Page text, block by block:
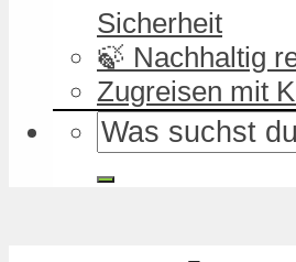
Sicherheit
🍃 Nachhaltig
Zugreisen mit